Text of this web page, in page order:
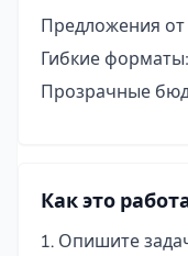
Предложения от
Гибкие
Прозрачные
Как это
Опишите